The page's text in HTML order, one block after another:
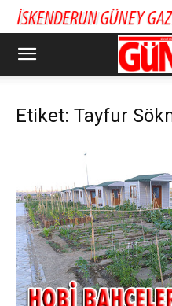
Etiket: Tayfur